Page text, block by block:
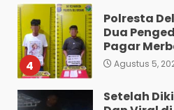
4
Polresta
Dua
Pagar
Agustus 5,
Setelah